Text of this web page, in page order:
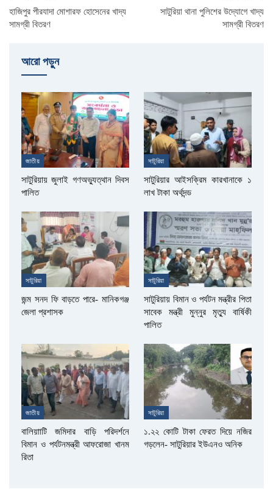
হাজিপুর পীরযাদা মোশারফ হোসেনের খাদ্য
সামগ্রী বিতরণ
সাটুরিয়া থানা পুলিশের উদ্যোগে খাদ্য
সামগ্রী বিতরণ
আরো পড়ুুন
জাতীয়
সাটুরিয়ায় জুলাই গণঅভ্যুত্থান দিবস
পালিত
সাটুরিয়া
সাটুরিয়ার আইসক্রিম কারখানাকে ১
লাখ টাকা অর্থদন্ড
সাটুরিয়া
জন্ম সনদ ফি বাড়তে পারে- মানিকগঞ্জ
জেলা প্রশাসক
সাটুরিয়া
সাটুরিয়ায় বিমান ও পর্যটন মন্ত্রীর পিতা
সাবেক মন্ত্রী মুন্নুর মৃত্যু বার্ষিকী
পালিত
জাতীয়
বালিয়াাটি জমিদার বাড়ি পরিদর্শনে
বিমান ও পর্যটনমন্ত্রী আফরোজা খানম
রিতা
সাটুরিয়া
১.২২ কোটি টাকা ফেরত দিয়ে নজির
গড়লেন- সাটুরিয়ার ইউএনও অনিক